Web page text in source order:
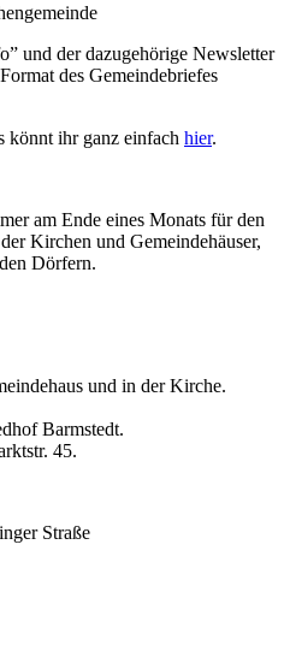
und der dazugehörige Newsletter
des Gemeindebriefes
könnt ihr ganz einfach hier.
am Ende eines Monats für den
Kirchen und Gemeindehäuser,
Dörfern.
und in der Kirche.
Barmstedt.
45.
Straße